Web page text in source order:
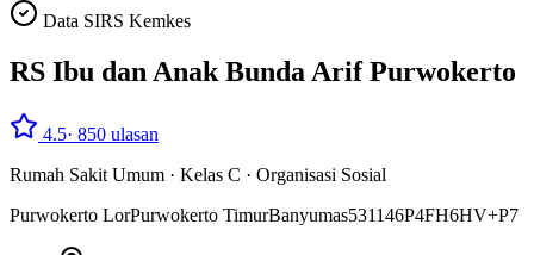
Data SIRS Kemkes
RS Ibu dan Anak Bunda Arif Purwokerto
4.5· 850 ulasan
Rumah Sakit Umum · Kelas C · Organisasi Sosial
Purwokerto LorPurwokerto TimurBanyumas531146P4FH6HV+P7